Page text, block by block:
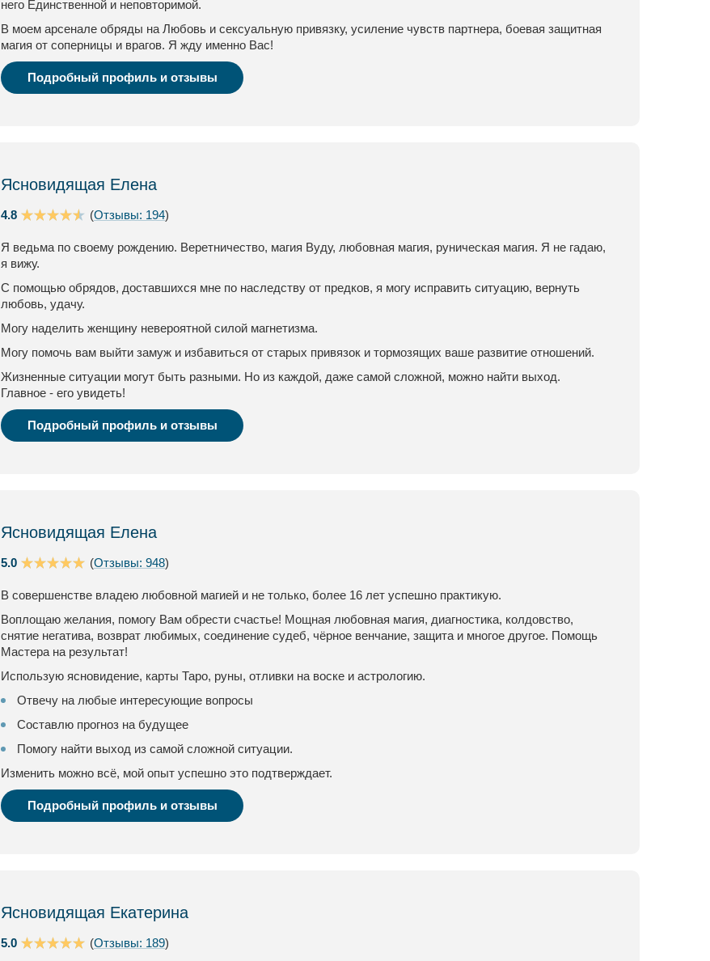
него Единственной и неповторимой.
В моем арсенале обряды на Любовь и сексуальную привязку, усиление чувств партнера, боевая защитная
магия от соперницы и врагов. Я жду именно Вас!
Подробный профиль и отзывы
Ясновидящая Елена
4.8 (Отзывы: 194)
Я ведьма по своему рождению. Веретничество, магия Вуду, любовная магия, руническая магия. Я не гадаю,
я вижу.
С помощью обрядов, доставшихся мне по наследству от предков, я могу исправить ситуацию, вернуть
любовь, удачу.
Могу наделить женщину невероятной силой магнетизма.
Могу помочь вам выйти замуж и избавиться от старых привязок и тормозящих ваше развитие отношений.
Жизненные ситуации могут быть разными. Но из каждой, даже самой сложной, можно найти выход.
Главное - его увидеть!
Подробный профиль и отзывы
Ясновидящая Елена
5.0 (Отзывы: 948)
В совершенстве владею любовной магией и не только, более 16 лет успешно практикую.
Воплощаю желания, помогу Вам обрести счастье! Мощная любовная магия, диагностика, колдовство,
снятие негатива, возврат любимых, соединение судеб, чёрное венчание, защита и многое другое. Помощь
Мастера на результат!
Использую ясновидение, карты Таро, руны, отливки на воске и астрологию.
Отвечу на любые интересующие вопросы
Составлю прогноз на будущее
Помогу найти выход из самой сложной ситуации.
Изменить можно всё, мой опыт успешно это подтверждает.
Подробный профиль и отзывы
Ясновидящая Екатерина
5.0 (Отзывы: 189)